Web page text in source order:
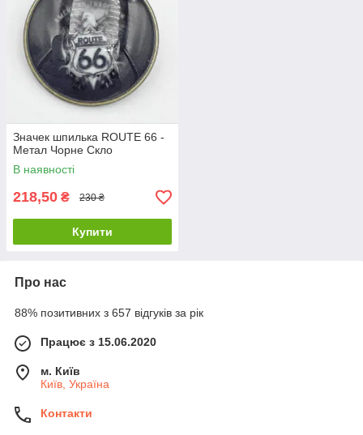
Значек шпилька ROUTE 66 -
Метал Чорне Скло
В наявності
218,50 ₴ 230 ₴
Купити
Про нас
88% позитивних з 657 відгуків за рік
Працює з 15.06.2020
м. Київ
Київ, Україна
Контакти